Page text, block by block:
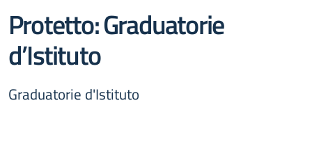
Protetto: Graduatorie
d’Istituto
Graduatorie d'Istituto